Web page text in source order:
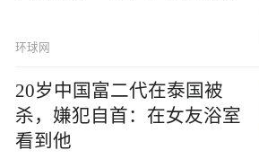
环球网
20岁中国富二代在泰国被
杀，嫌犯自首：在女友浴室
看到他